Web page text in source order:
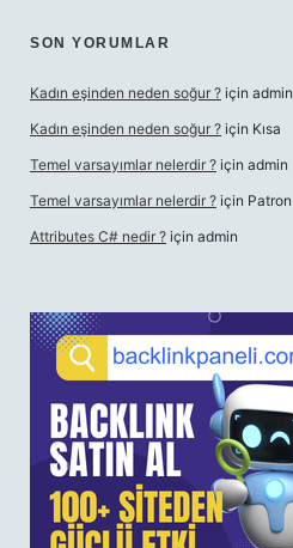
SON YORUMLAR
Kadın eşinden neden soğur ? için admin
Kadın eşinden neden soğur ? için Kısa
Temel varsayımlar nelerdir ? için admin
Temel varsayımlar nelerdir ? için Patron
Attributes C# nedir ? için admin